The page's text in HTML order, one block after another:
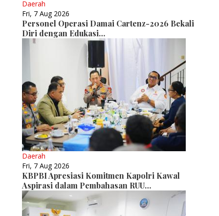
Daerah
Fri, 7 Aug 2026
Personel Operasi Damai Cartenz-2026 Bekali
Diri dengan Edukasi…
Daerah
Fri, 7 Aug 2026
KBPBI Apresiasi Komitmen Kapolri Kawal
Aspirasi dalam Pembahasan RUU…